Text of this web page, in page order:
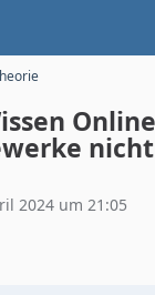
2024 um 21:05